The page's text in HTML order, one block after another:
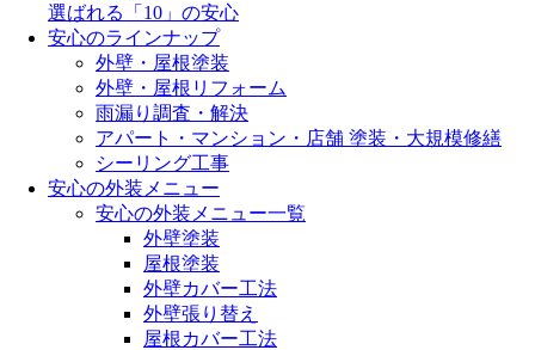
選ばれる「10」の安心
安心のラインナップ
外壁・屋根塗装
外壁・屋根リフォーム
雨漏り調査・解決
アパート・マンション・店舗 塗装・大規模修繕
シーリング工事
安心の外装メニュー
安心の外装メニュー一覧
外壁塗装
屋根塗装
外壁カバー工法
外壁張り替え
屋根カバー工法